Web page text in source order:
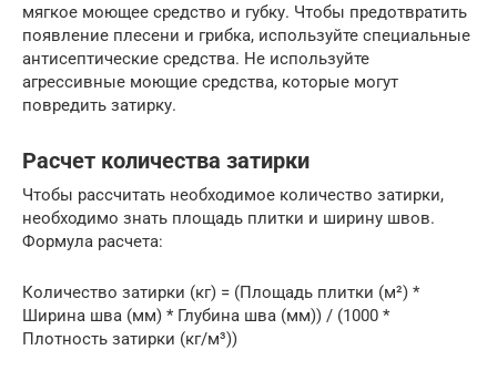
мягкое моющее средство и губку. Чтобы предотвратить
появление плесени и грибка, используйте специальные
антисептические средства. Не используйте
агрессивные моющие средства, которые могут
повредить затирку.
Расчет количества затирки
Чтобы рассчитать необходимое количество затирки,
необходимо знать площадь плитки и ширину швов.
Формула расчета:
Количество затирки (кг) = (Площадь плитки (м²) *
Ширина шва (мм) * Глубина шва (мм)) / (1000 *
Плотность затирки (кг/м³))